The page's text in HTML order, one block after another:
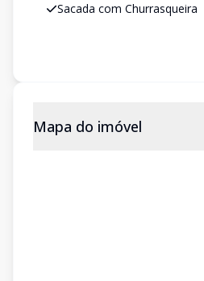
Sacada com Churrasqueira
Mapa do imóvel